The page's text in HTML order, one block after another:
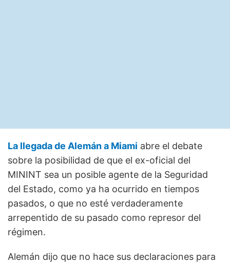
La llegada de Alemán a Miami abre el debate
sobre la posibilidad de que el ex-oficial del
MININT sea un posible agente de la Seguridad
del Estado, como ya ha ocurrido en tiempos
pasados, o que no esté verdaderamente
arrepentido de su pasado como represor del
régimen.
Alemán dijo que no hace sus declaraciones para